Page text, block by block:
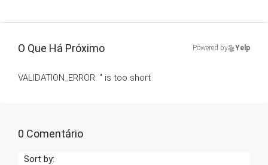
O Que Há Próximo Powered by Yelp
VALIDATION_ERROR: '' is too short
0 Comentário
Sort by: